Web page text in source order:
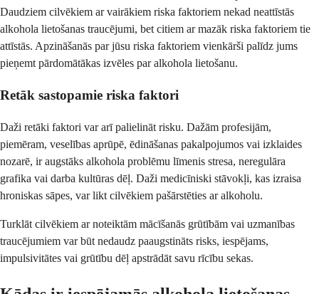
Daudziem cilvēkiem ar vairākiem riska faktoriem nekad neattīstās
alkohola lietošanas traucējumi, bet citiem ar mazāk riska faktoriem tie
attīstās. Apzināšanās par jūsu riska faktoriem vienkārši palīdz jums
pieņemt pārdomātākas izvēles par alkohola lietošanu.
Retāk sastopamie riska faktori
Daži retāki faktori var arī palielināt risku. Dažām profesijām,
piemēram, veselības aprūpē, ēdināšanas pakalpojumos vai izklaides
nozarē, ir augstāks alkohola problēmu līmenis stresa, neregulāra
grafika vai darba kultūras dēļ. Daži medicīniski stāvokļi, kas izraisa
hroniskas sāpes, var likt cilvēkiem pašārstēties ar alkoholu.
Turklāt cilvēkiem ar noteiktām mācīšanās grūtībām vai uzmanības
traucējumiem var būt nedaudz paaugstināts risks, iespējams,
impulsivitātes vai grūtību dēļ apstrādāt savu rīcību sekas.